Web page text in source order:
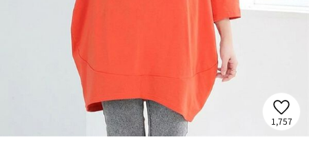
1,757